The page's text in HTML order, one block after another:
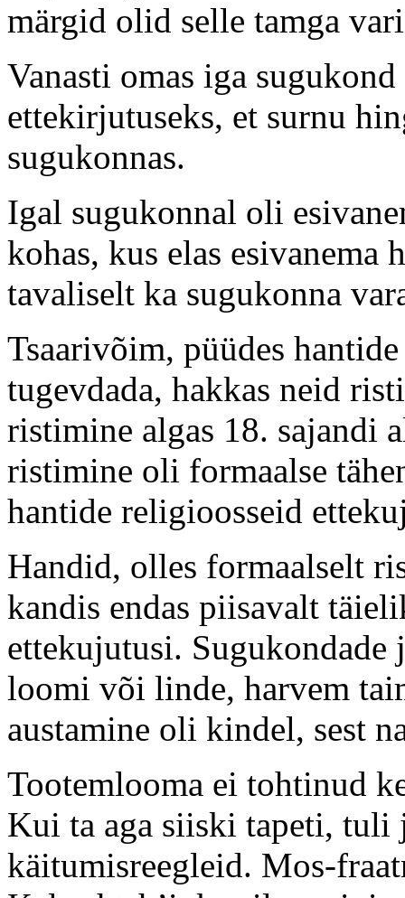
märgid olid selle tamga
Vanasti omas iga
ettekirjutuseks, et surnu
sugukonnas.
Igal sugukonnal oli
kohas, kus elas
tavaliselt ka sugukonna
Tsaarivõim, püüdes
tugevdada, hakkas neid
ristimine algas 18. sajandi
ristimine oli formaalse
hantide religioosseid
Handid, olles formaalselt
kandis endas piisavalt
ettekujutusi. Sugukondade
loomi või linde, harvem
austamine oli kindel, sest
Tootemlooma ei tohtinud
Kui ta aga siiski tapeti, tuli
käitumisreegleid. Mos-